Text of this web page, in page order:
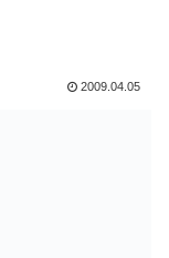
2009.04.05